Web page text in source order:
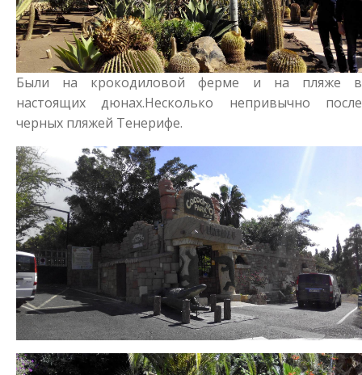
Были на крокодиловой ферме и на пляже в
настоящих дюнах.Несколько непривычно после
черных пляжей Тенерифе.